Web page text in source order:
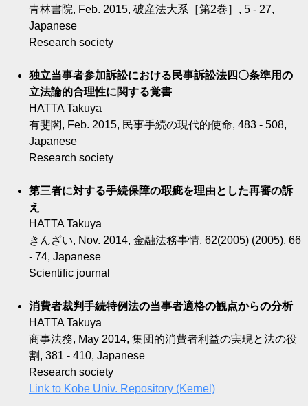
青林書院, Feb. 2015, 破産法大系［第2巻］, 5 - 27,
Japanese
Research society
独立当事者参加訴訟における民事訴訟法四〇条準用の
立法論的合理性に関する覚書
HATTA Takuya
有斐閣, Feb. 2015, 民事手続の現代的使命, 483 - 508,
Japanese
Research society
第三者に対する手続保障の瑕疵を理由とした再審の訴
え
HATTA Takuya
きんざい, Nov. 2014, 金融法務事情, 62(2005) (2005), 66
- 74, Japanese
Scientific journal
消費者裁判手続特例法の当事者適格の観点からの分析
HATTA Takuya
商事法務, May 2014, 集団的消費者利益の実現と法の役
割, 381 - 410, Japanese
Research society
Link to Kobe Univ. Repository (Kernel)